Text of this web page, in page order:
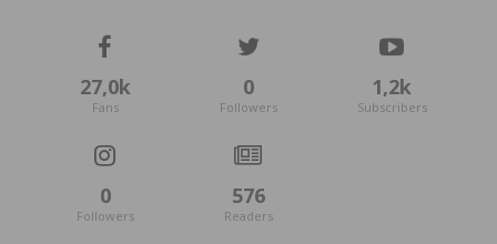
27,0k
Fans
0
Followers
1,2k
Subscribers
0
Followers
576
Readers